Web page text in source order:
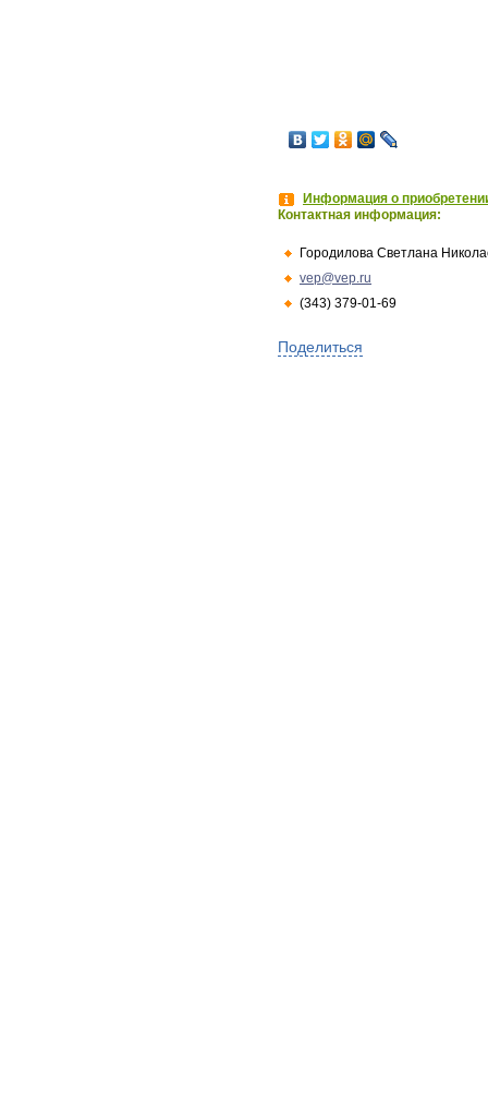
Информация о
Контактная информация:
Городилова Светлана
vep@vep.ru
(343) 379-01-69
Поделиться